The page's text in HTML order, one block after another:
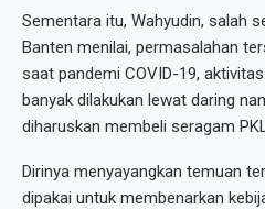
Sementara itu, Wahyudin, salah
Banten menilai, permasalahan
saat pandemi COVID-19,
banyak dilakukan lewat daring
diharuskan membeli seragam
Dirinya menyayangkan temuan
dipakai untuk membenarkan